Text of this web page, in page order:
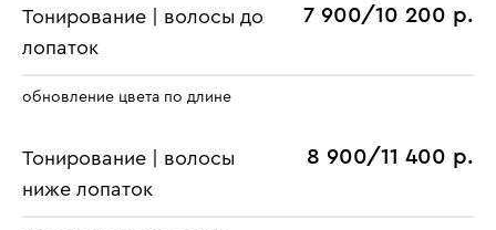
Тонирование | волосы до
лопаток
7 900/10 200 р.
обновление цвета по длине
Тонирование | волосы
ниже лопаток
8 900/11 400 р.